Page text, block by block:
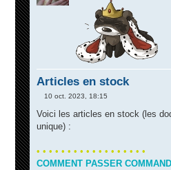
Articles en stock
e
s
s
e
10 oct. 2023, 18:15
Voici les articles en stock (les
unique) :
• • • • • • • • • • • • • • • • • •
COMMENT PASSER